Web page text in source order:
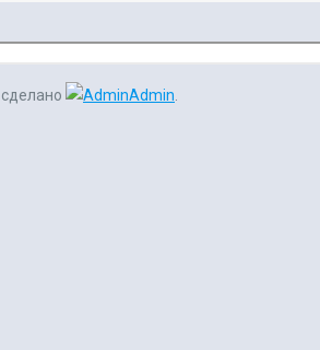
сделано Admin